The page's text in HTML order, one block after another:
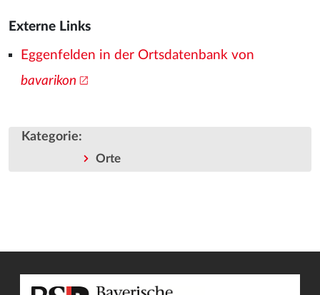
Externe Links
Eggenfelden in der Ortsdatenbank von
bavarikon
Kategorie:
Orte